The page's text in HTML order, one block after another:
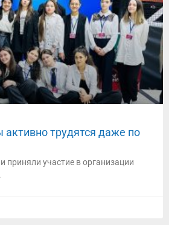
трудятся даже по
приняли участие в организации